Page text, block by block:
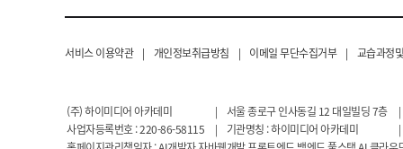
서비스 이용약관 | 개인정보취급방침 | 이메일 무단수집거부 | 교습과정
(주) 하이미디어 아카데미 | 서울 종로구 인사동길 12 대일빌딩 7층
|
사업자등록번호 : 220-86-58115
| 기관명칭 : 하이미디어 아카데미
|